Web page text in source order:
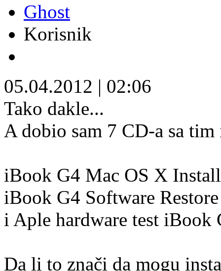
Ghost
Korisnik
05.04.2012 | 02:06
Tako dakle...
A dobio sam 7 CD-a sa
iBook G4 Mac OS X
iBook G4 Software
i Aple hardware test iBook
Da li to znači da mogu